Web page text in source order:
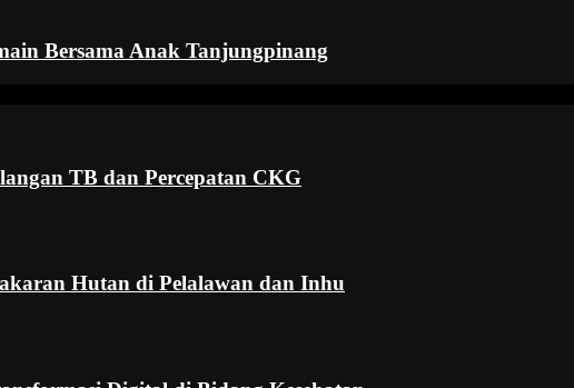
Bersama Anak Tanjungpinang
TB dan Percepatan CKG
Hutan di Pelalawan dan Inhu